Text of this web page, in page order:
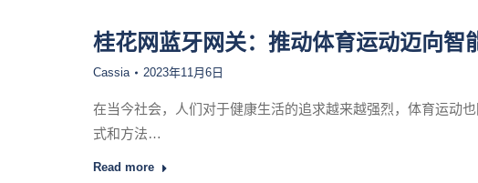
桂花网蓝牙网关：推动体育运动迈向智
Cassia 2023年11月6日
在当今社会，人们对于健康生活的追求越来越强烈，体育运动
式和方法…
Read more